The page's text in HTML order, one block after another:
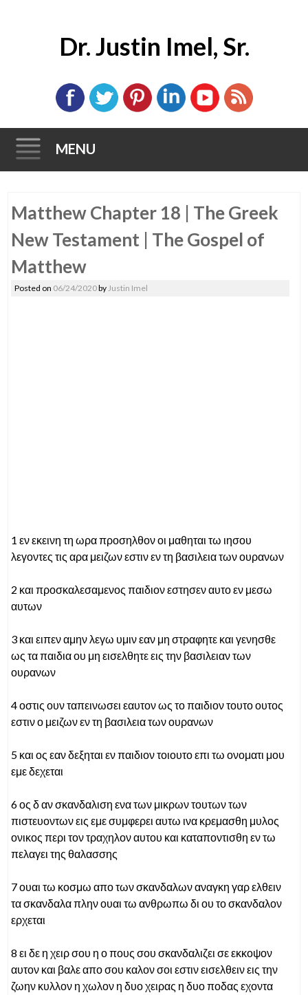
Dr. Justin Imel, Sr.
MENU
to
Matthew Chapter 18 | The Greek
New Testament | The Gospel of
Matthew
Posted on 06/24/2020byJustin Imel
1 εν εκεινη τη ωρα προσηλθον οι μαθηται τω ιησου
λεγοντες τις αρα μειζων εστιν εν τη βασιλεια των ουρανων
2 και προσκαλεσαμενος παιδιον εστησεν αυτο εν μεσω
αυτων
3 και ειπεν αμην λεγω υμιν εαν μη στραφητε και γενησθε
ως τα παιδια ου μη εισελθητε εις την βασιλειαν των
ουρανων
4 οστις ουν ταπεινωσει εαυτον ως το παιδιον τουτο ουτος
εστιν ο μειζων εν τη βασιλεια των ουρανων
5 και ος εαν δεξηται εν παιδιον τοιουτο επι τω ονοματι μου
εμε δεχεται
6 ος δ αν σκανδαλιση ενα των μικρων τουτων των
πιστευοντων εις εμε συμφερει αυτω ινα κρεμασθη μυλος
ονικος περι τον τραχηλον αυτου και καταποντισθη εν τω
πελαγει της θαλασσης
7 ουαι τω κοσμω απο των σκανδαλων αναγκη γαρ ελθειν
τα σκανδαλα πλην ουαι τω ανθρωπω δι ου το σκανδαλον
ερχεται
8 ει δε η χειρ σου η ο πους σου σκανδαλιζει σε εκκοψον
αυτον και βαλε απο σου καλον σοι εστιν εισελθειν εις την
ζωην κυλλον η χωλον η δυο χειρας η δυο ποδας εχοντα